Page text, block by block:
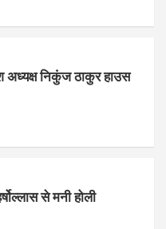
निकुंज ठाकुर हाउस
से मनी होली